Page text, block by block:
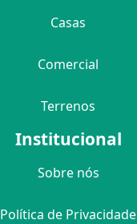
Casas
Comercial
Terrenos
Institucional
Sobre nós
Política de Privacidade